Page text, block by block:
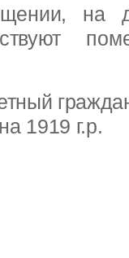
на
1919 г.р.